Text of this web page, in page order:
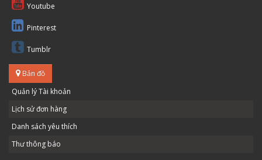
Youtube
Pinterest
Tumblr
Bản đồ
Quản lý Tài khoản
Lịch sử đơn hàng
Danh sách yêu thích
Thư thông báo